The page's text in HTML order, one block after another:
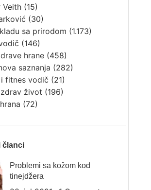
Veith(15)
(30)
sa prirodom (1.173)
(146)
hrane(458)
saznanja (282)
fitnes vodič (21)
život (196)
(72)
članci
Problemi sa kožom kod
tinejdžera